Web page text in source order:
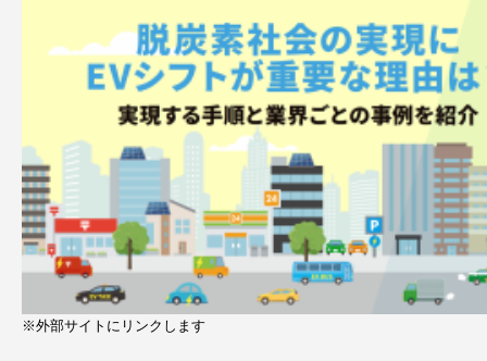
※外部サイトにリンクします